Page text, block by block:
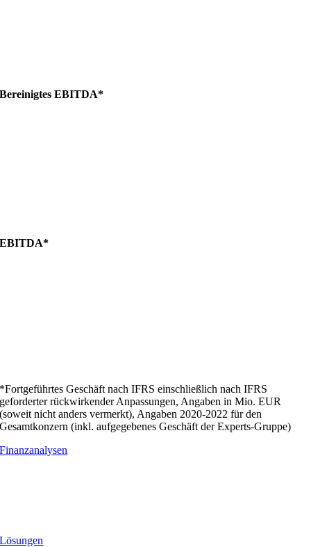
Bereinigtes EBITDA*
EBITDA*
*Fortgeführtes Geschäft nach IFRS einschließlich nach IFRS
geforderter rückwirkender Anpassungen, Angaben in Mio. EUR
(soweit nicht anders vermerkt), Angaben 2020-2022 für den
Gesamtkonzern (inkl. aufgegebenes Geschäft der Experts-Gruppe)
Finanzanalysen
Lösungen